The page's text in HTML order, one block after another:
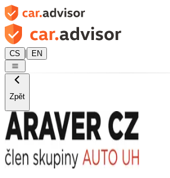
CS | EN
Zpět